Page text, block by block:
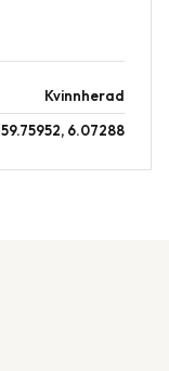
Kvinnherad
59.75952, 6.07288